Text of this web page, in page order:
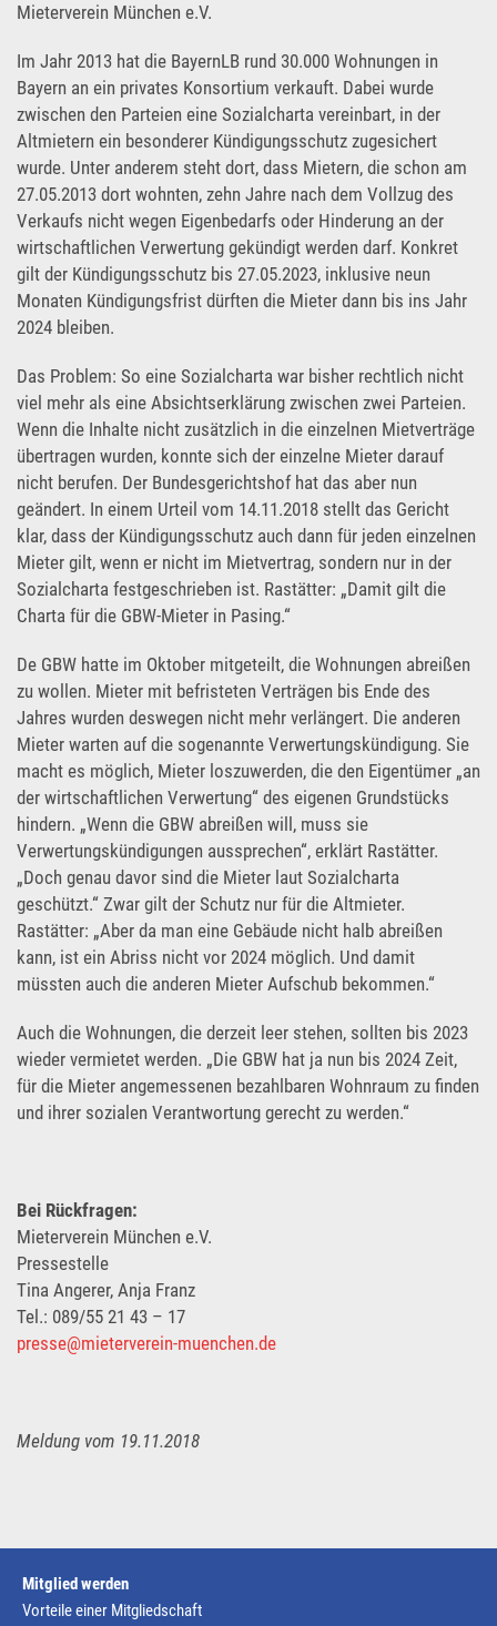
Mieterverein München e.V.
Im Jahr 2013 hat die BayernLB rund 30.000 Wohnungen in
Bayern an ein privates Konsortium verkauft. Dabei wurde
zwischen den Parteien eine Sozialcharta vereinbart, in der
Altmietern ein besonderer Kündigungsschutz zugesichert
wurde. Unter anderem steht dort, dass Mietern, die schon am
27.05.2013 dort wohnten, zehn Jahre nach dem Vollzug des
Verkaufs nicht wegen Eigenbedarfs oder Hinderung an der
wirtschaftlichen Verwertung gekündigt werden darf. Konkret
gilt der Kündigungsschutz bis 27.05.2023, inklusive neun
Monaten Kündigungsfrist dürften die Mieter dann bis ins Jahr
2024 bleiben.
Das Problem: So eine Sozialcharta war bisher rechtlich nicht
viel mehr als eine Absichtserklärung zwischen zwei Parteien.
Wenn die Inhalte nicht zusätzlich in die einzelnen Mietverträge
übertragen wurden, konnte sich der einzelne Mieter darauf
nicht berufen. Der Bundesgerichtshof hat das aber nun
geändert. In einem Urteil vom 14.11.2018 stellt das Gericht
klar, dass der Kündigungsschutz auch dann für jeden einzelnen
Mieter gilt, wenn er nicht im Mietvertrag, sondern nur in der
Sozialcharta festgeschrieben ist. Rastätter: „Damit gilt die
Charta für die GBW-Mieter in Pasing.“
De GBW hatte im Oktober mitgeteilt, die Wohnungen abreißen
zu wollen. Mieter mit befristeten Verträgen bis Ende des
Jahres wurden deswegen nicht mehr verlängert. Die anderen
Mieter warten auf die sogenannte Verwertungskündigung. Sie
macht es möglich, Mieter loszuwerden, die den Eigentümer „an
der wirtschaftlichen Verwertung“ des eigenen Grundstücks
hindern. „Wenn die GBW abreißen will, muss sie
Verwertungskündigungen aussprechen“, erklärt Rastätter.
„Doch genau davor sind die Mieter laut Sozialcharta
geschützt.“ Zwar gilt der Schutz nur für die Altmieter.
Rastätter: „Aber da man eine Gebäude nicht halb abreißen
kann, ist ein Abriss nicht vor 2024 möglich. Und damit
müssten auch die anderen Mieter Aufschub bekommen.“
Auch die Wohnungen, die derzeit leer stehen, sollten bis 2023
wieder vermietet werden. „Die GBW hat ja nun bis 2024 Zeit,
für die Mieter angemessenen bezahlbaren Wohnraum zu finden
und ihrer sozialen Verantwortung gerecht zu werden.“
Bei Rückfragen:
Mieterverein München e.V.
Pressestelle
Tina Angerer, Anja Franz
Tel.: 089/55 21 43 – 17
presse@mieterverein-muenchen.de
Meldung vom 19.11.2018
Mitglied werden
Vorteile einer Mitgliedschaft